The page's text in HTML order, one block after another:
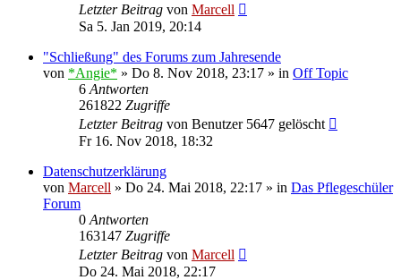
Letzter Beitrag von Marcell
Sa 5. Jan 2019, 20:14
"Schließung" des Forums zum Jahresende
von *Angie* » Do 8. Nov 2018, 23:17 » in Off Topic
6 Antworten
261822 Zugriffe
Letzter Beitrag von Benutzer 5647 gelöscht
Fr 16. Nov 2018, 18:32
Datenschutzerklärung
von Marcell » Do 24. Mai 2018, 22:17 » in Das Pflegeschüler
Forum
0 Antworten
163147 Zugriffe
Letzter Beitrag von Marcell
Do 24. Mai 2018, 22:17